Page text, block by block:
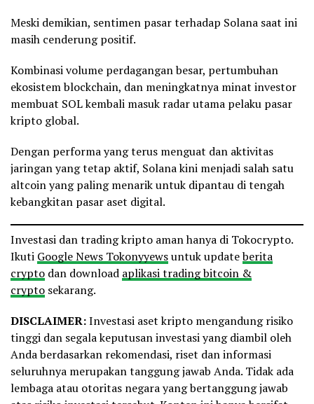
Meski demikian, sentimen pasar terhadap Solana saat ini
masih cenderung positif.
Kombinasi volume perdagangan besar, pertumbuhan
ekosistem blockchain, dan meningkatnya minat investor
membuat SOL kembali masuk radar utama pelaku pasar
kripto global.
Dengan performa yang terus menguat dan aktivitas
jaringan yang tetap aktif, Solana kini menjadi salah satu
altcoin yang paling menarik untuk dipantau di tengah
kebangkitan pasar aset digital.
Investasi dan trading kripto aman hanya di Tokocrypto.
Ikuti Google News Tokonyyewsuntuk updateberita
crypto dan download aplikasi trading bitcoin &
crypto sekarang.
DISCLAIMER:Investasi aset kripto mengandung risiko
tinggi dan segala keputusan investasi yang diambil oleh
Anda berdasarkan rekomendasi, riset dan informasi
seluruhnya merupakan tanggung jawab Anda. Tidak ada
lembaga atau otoritas negara yang bertanggung jawab